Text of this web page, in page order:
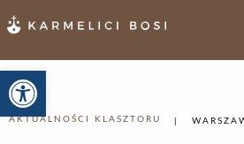
Otwórz pasek narzędzi
AKTUALNOŚCI KLASZTORU